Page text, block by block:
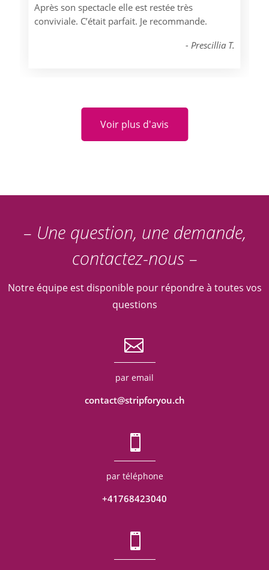
client
Après son spectacle elle est restée très
conviviale. C’était parfait. Je recommande.
Prescillia T.
Voir plus d'avis
– Une question, une demande,
contactez-nous –
Notre équipe est disponible pour répondre à toutes vos
questions
par email
contact@stripforyou.ch
par téléphone
+41768423040